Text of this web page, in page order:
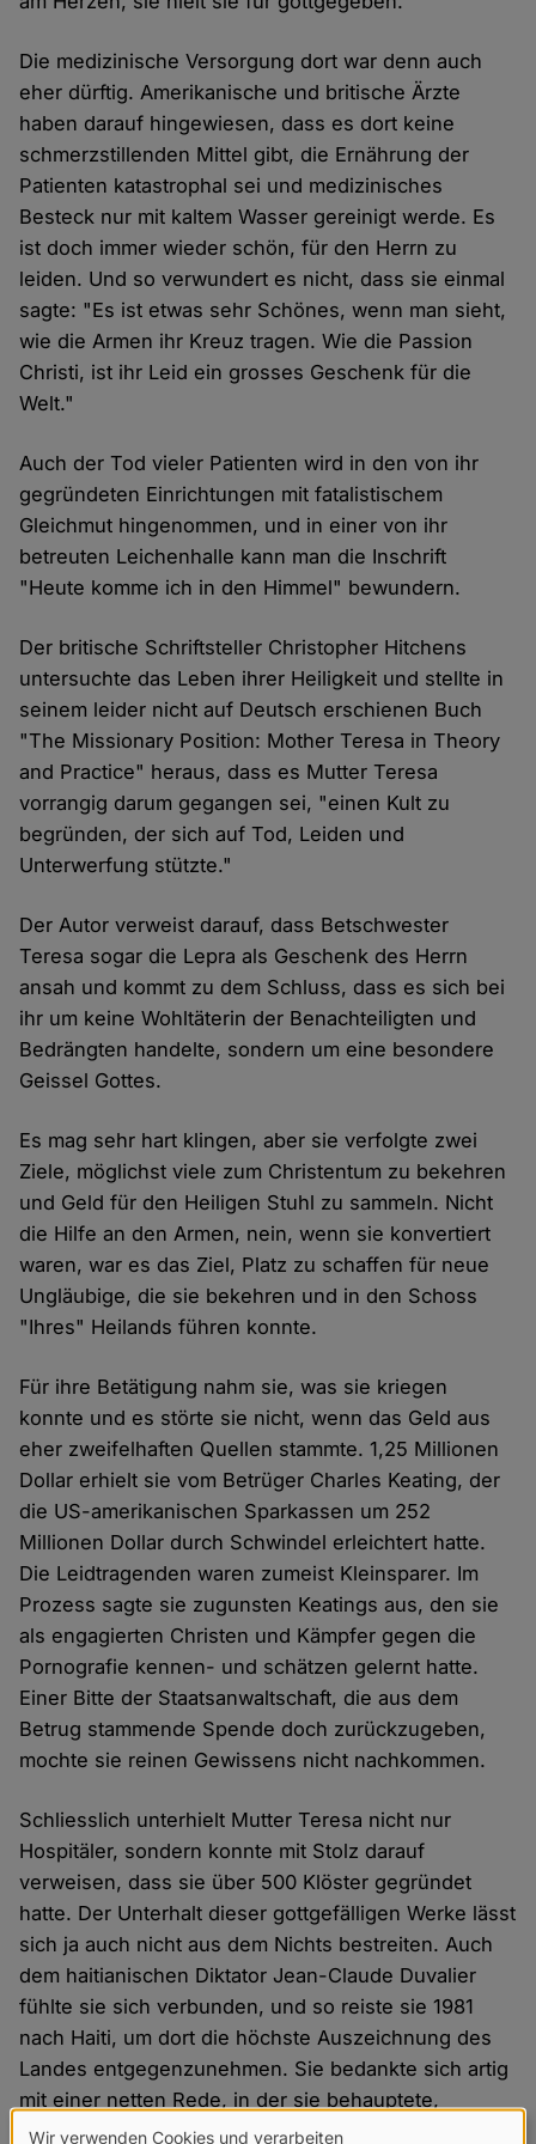
Die medizinische Versorgung dort war denn auch
eher dürftig. Amerikanische und britische Ärzte
haben darauf hingewiesen, dass es dort keine
schmerzstillenden Mittel gibt, die Ernährung der
Patienten katastrophal sei und medizinisches
Besteck nur mit kaltem Wasser gereinigt werde. Es
ist doch immer wieder schön, für den Herrn zu
leiden. Und so verwundert es nicht, dass sie einmal
sagte: "Es ist etwas sehr Schönes, wenn man sieht,
wie die Armen ihr Kreuz tragen. Wie die Passion
Christi, ist ihr Leid ein grosses Geschenk für die
Welt."
Auch der Tod vieler Patienten wird in den von ihr
gegründeten Einrichtungen mit fatalistischem
Gleichmut hingenommen, und in einer von ihr
betreuten Leichenhalle kann man die Inschrift
"Heute komme ich in den Himmel" bewundern.
Der britische Schriftsteller Christopher Hitchens
untersuchte das Leben ihrer Heiligkeit und stellte in
seinem leider nicht auf Deutsch erschienen Buch
"The Missionary Position: Mother Teresa in Theory
and Practice" heraus, dass es Mutter Teresa
vorrangig darum gegangen sei, "einen Kult zu
begründen, der sich auf Tod, Leiden und
Unterwerfung stützte."
Der Autor verweist darauf, dass Betschwester
Teresa sogar die Lepra als Geschenk des Herrn
ansah und kommt zu dem Schluss, dass es sich bei
ihr um keine Wohltäterin der Benachteiligten und
Bedrängten handelte, sondern um eine besondere
Geissel Gottes.
Es mag sehr hart klingen, aber sie verfolgte zwei
Ziele, möglichst viele zum Christentum zu bekehren
und Geld für den Heiligen Stuhl zu sammeln. Nicht
die Hilfe an den Armen, nein, wenn sie konvertiert
waren, war es das Ziel, Platz zu schaffen für neue
Ungläubige, die sie bekehren und in den Schoss
"Ihres" Heilands führen konnte.
Für ihre Betätigung nahm sie, was sie kriegen
konnte und es störte sie nicht, wenn das Geld aus
eher zweifelhaften Quellen stammte. 1,25 Millionen
Dollar erhielt sie vom Betrüger Charles Keating, der
die US-amerikanischen Sparkassen um 252
Millionen Dollar durch Schwindel erleichtert hatte.
Die Leidtragenden waren zumeist Kleinsparer. Im
Prozess sagte sie zugunsten Keatings aus, den sie
als engagierten Christen und Kämpfer gegen die
Pornografie kennen- und schätzen gelernt hatte.
Einer Bitte der Staatsanwaltschaft, die aus dem
Betrug stammende Spende doch zurückzugeben,
mochte sie reinen Gewissens nicht nachkommen.
Schliesslich unterhielt Mutter Teresa nicht nur
Hospitäler, sondern konnte mit Stolz darauf
verweisen, dass sie über 500 Klöster gegründet
hatte. Der Unterhalt dieser gottgefälligen Werke lässt
sich ja auch nicht aus dem Nichts bestreiten. Auch
dem haitianischen Diktator Jean-Claude Duvalier
fühlte sie sich verbunden, und so reiste sie 1981
nach Haiti, um dort die höchste Auszeichnung des
Landes entgegenzunehmen. Sie bedankte sich artig
mit einer netten Rede, in der sie behauptete,
Duvalier und seine Frau Michèle "würden" die
Wir verwenden Cookies und verarbeiten